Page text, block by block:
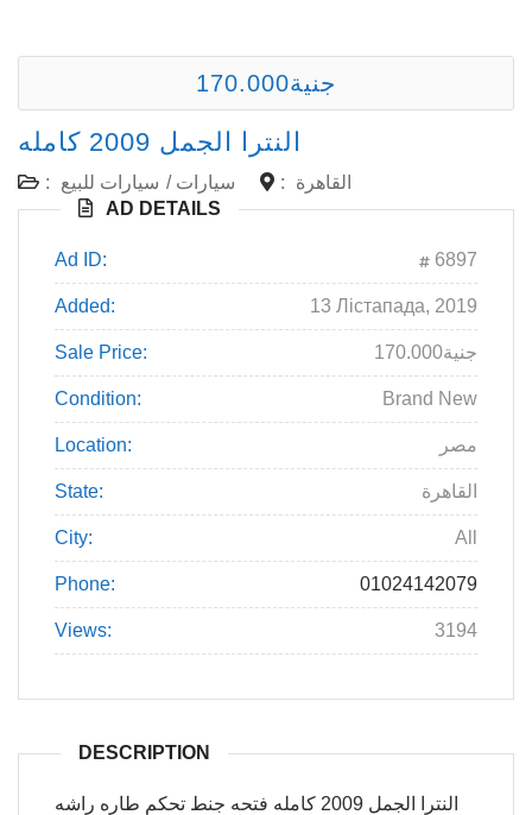
170.000جنية
النترا الجمل 2009 كامله
: سيارات / سيارات للبيع :
القاهرة
AD DETAILS
Ad ID: 6897
Added: 13 Лістапада, 2019
Sale Price: 170.000جنية
Condition: Brand New
Location: مصر
State: القاهرة
City: All
Phone: 01024142079
Views: 3194
DESCRIPTION
النترا الجمل 2009 كامله فتحه جنط تحكم طاره راشه